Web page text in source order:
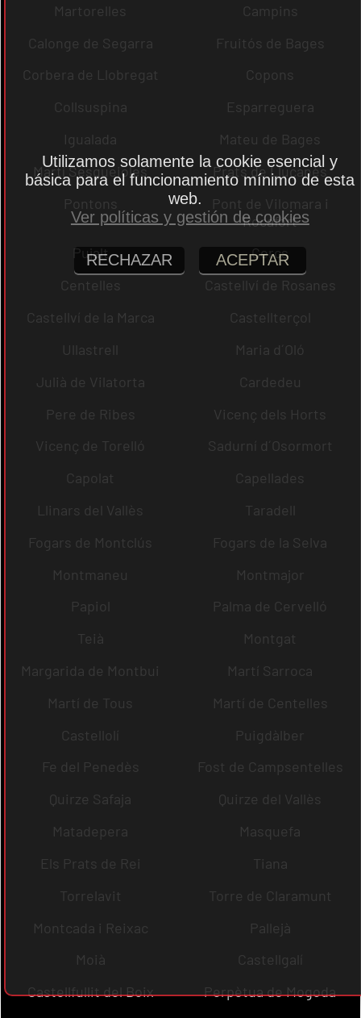
Martorelles
Campins
Calonge de Segarra
Fruitós de Bages
Corbera de Llobregat
Copons
Collsuspina
Esparreguera
Igualada
Mateu de Bages
Martí Sesgueioles
Prats de Lluçanès
Pontons
Pont de Vilomara i
Rocafort
Pujalt
Cercs
Centelles
Castellví de Rosanes
Castellví de la Marca
Castellterçol
Ullastrell
Maria d´Oló
Julià de Vilatorta
Cardedeu
Pere de Ribes
Vicenç dels Horts
Vicenç de Torelló
Sadurní d´Osormort
Capolat
Capellades
Llinars del Vallès
Taradell
Fogars de Montclús
Fogars de la Selva
Montmaneu
Montmajor
Papiol
Palma de Cervelló
Teià
Montgat
Margarida de Montbui
Martí Sarroca
Martí de Tous
Martí de Centelles
Castellolí
Puigdàlber
Fe del Penedès
Fost de Campsentelles
Quirze Safaja
Quirze del Vallès
Matadepera
Masquefa
Els Prats de Rei
Tiana
Torrelavit
Torre de Claramunt
Montcada i Reixac
Pallejà
Moià
Castellgalí
Castellfullit del Boix
Perpètua de Mogoda
Utilizamos solamente la cookie esencial y
básica para el funcionamiento mínimo de esta
web.
Ver políticas y gestión de cookies
RECHAZAR ACEPTAR